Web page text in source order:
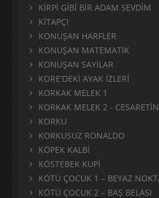
KİRPİ GİBİ BİR ADAM SEVDİM
KİTAPÇI
KONUŞAN HARFLER
KONUŞAN MATEMATİK
KONUŞAN SAYILAR
KORE'DEKİ AYAK İZLERİ
KORKAK MELEK 1
KORKAK MELEK 2 -
KORKU
KORKUSUZ RONALDO
KÖPEK KALBİ
KÖSTEBEK KUPİ
KÖTÜ ÇOCUK 1 – BEYAZ
KÖTÜ ÇOCUK 2 – BAŞ BELASI